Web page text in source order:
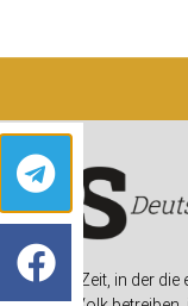
In einer Zeit, in der